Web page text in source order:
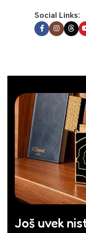
Social Links:
Još uvek